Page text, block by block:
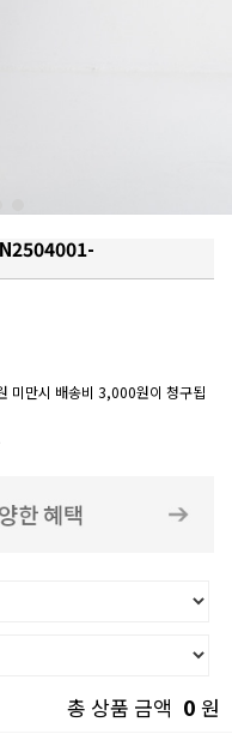
미만시 배송비 3,000원이 청구됩
총 상품 금액 0 원